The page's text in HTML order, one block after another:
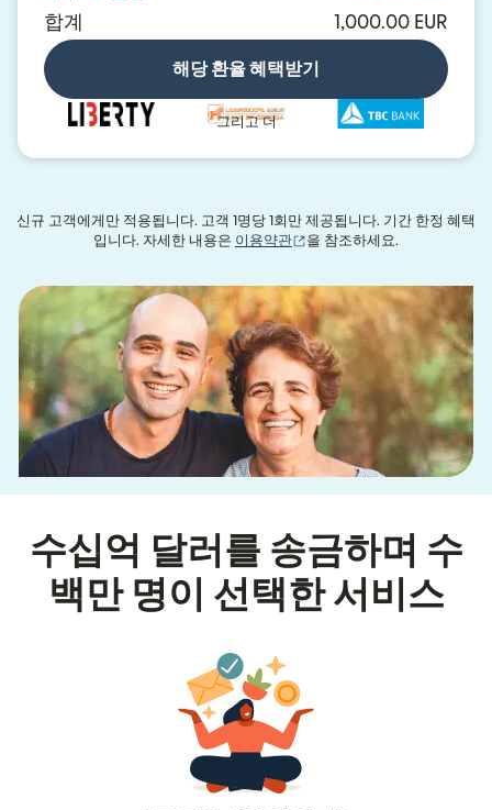
합계
1,000.00 EUR
해당 환율 혜택받기
그리고 더
신규 고객에게만 적용됩니다. 고객 1명당 1회만 제공됩니다. 기간 한정 혜택
입니다. 자세한 내용은 이용약관 (새 창에서 열림)
을 참조하세요.
수십억 달러를 송금하며 수
백만 명이 선택한 서비스